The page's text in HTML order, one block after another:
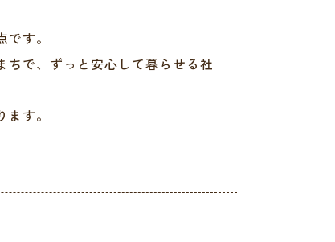
す。
ちで、ずっと安心して暮らせる社
す。